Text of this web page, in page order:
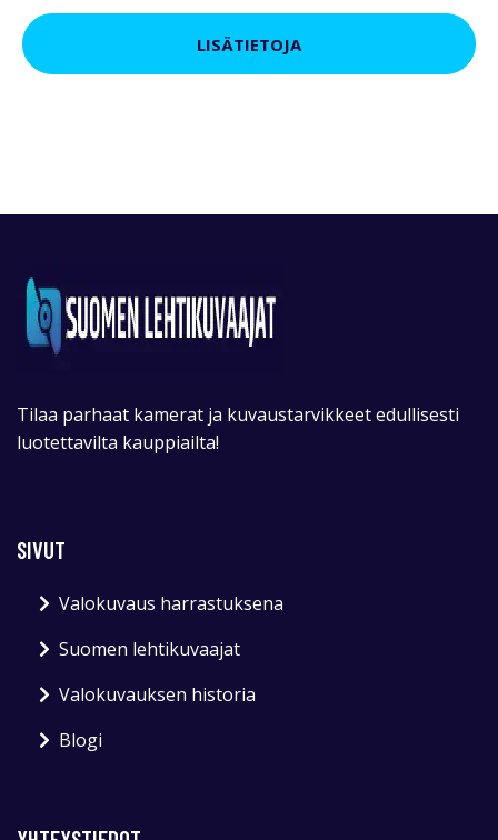
LISÄTIETOJA
Tilaa parhaat kamerat ja kuvaustarvikkeet edullisesti
luotettavilta kauppiailta!
SIVUT
Valokuvaus harrastuksena
Suomen lehtikuvaajat
Valokuvauksen historia
Blogi